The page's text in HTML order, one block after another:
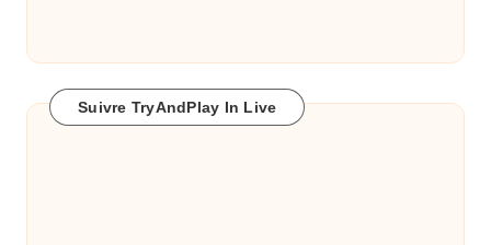
Suivre TryAndPlay In Live